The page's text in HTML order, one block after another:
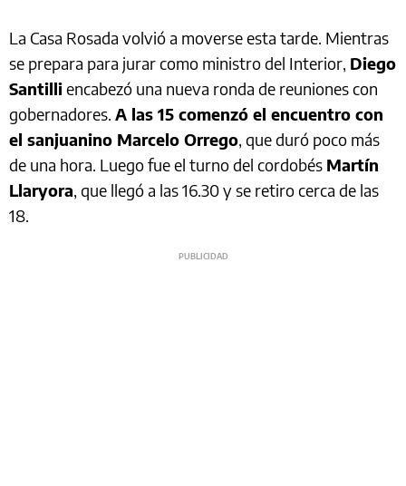
La Casa Rosada volvió a moverse esta tarde. Mientras
se prepara para jurar como ministro del Interior, Diego
Santilliencabezó una nueva ronda de reuniones con
gobernadores. A las 15 comenzó el encuentro con
el sanjuanino Marcelo Orrego, que duró poco más
de una hora. Luego fue el turno del cordobés Martín
Llaryora, que llegó a las 16.30 y se retiro cerca de las
18.